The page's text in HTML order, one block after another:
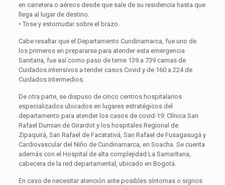
en carretera o aéreos desde que sale de su residencia hasta que
llega al lugar de destino.
• Tose y estornudar sobre el brazo.
Cabe resaltar que el Departamento Cundinamarca, fue uno de
los primeros en prepararse para atender esta emergencia
Sanitaria, fue así como paso de terne 139 a 739 camas de
Cuidados intensivos a tender casos Covid y de 160 a 224 de
Cuidados Intermedios.
De otra parte, se dispuso de cinco centros hospitalarios
especializados ubicados en lugares estratégicos del
departamento para atender los casos de covid-19: Clínica San
Rafael Dumian de Girardot y los hospitales Regional de
Zipaquirá, San Rafael de Facatativá, San Rafael de Fusagasugá y
Cardiovascular del Niño de Cundinamarca, en Soacha. Se cuenta
además con el Hospital de alta complejidad La Samaritana,
cabecera de la red departamental, ubicado en Bogotá.
En caso de necesitar atención ante posibles síntomas o signos